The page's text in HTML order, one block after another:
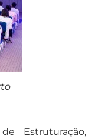
Estruturação,